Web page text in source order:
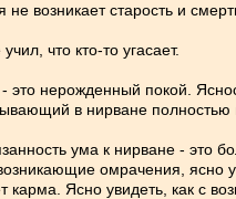
не возникает старость и
что кто-то угасает.
это нерожденный покой.
в нирване полностью
ума к нирване - это
омрачения, ясно
карма. Ясно увидеть, как с